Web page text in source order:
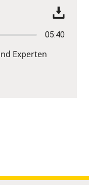
05:40
Experten